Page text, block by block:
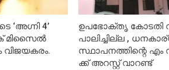
‘അഗ്നി 4’
മിസൈൽ
വിജയകരം.
ഉപഭോക്തൃ കോടതി
പാലിച്ചില്ല ,
സ്ഥാപനത്തിന്റെ എം
ക്ക് അറസ്റ്റ് വാറണ്ട്